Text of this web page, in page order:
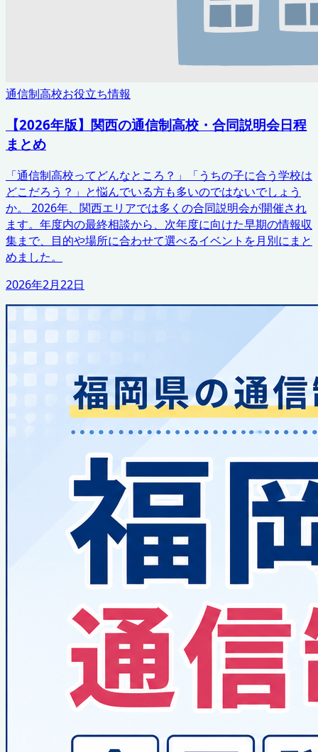
通信制高校お役立ち情報
【2026年版】関西の通信制高校・合同説明会日程
まとめ
「通信制高校ってどんなところ？」「うちの子に合う学校は
どこだろう？」と悩んでいる方も多いのではないでしょう
か。 2026年、関西エリアでは多くの合同説明会が開催され
ます。年度内の最終相談から、次年度に向けた早期の情報収
集まで、目的や場所に合わせて選べるイベントを月別にまと
めました。
2026年2月22日